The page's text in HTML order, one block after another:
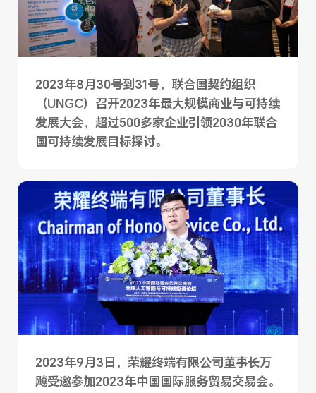
2023年8月30号到31号，联合国契约组织
（UNGC）召开2023年最大规模商业与可持续
发展大会，超过500多家企业引领2030年联合
国可持续发展目标探讨。
2023年9月3日，荣耀终端有限公司董事长万
飚受邀参加2023年中国国际服务贸易交易会。